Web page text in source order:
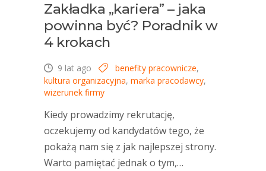
Zakładka „kariera” – jaka
powinna być? Poradnik w
4 krokach
9 lat ago benefity pracownicze,
kultura organizacyjna, marka pracodawcy,
wizerunek firmy
Kiedy prowadzimy rekrutację,
oczekujemy od kandydatów tego, że
pokażą nam się z jak najlepszej strony.
Warto pamiętać jednak o tym,…